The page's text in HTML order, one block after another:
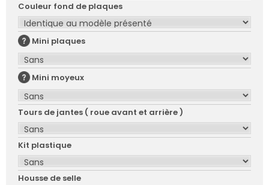
Couleur fond de plaques
Mini plaques
Mini moyeux
Tours de jantes ( roue avant et arrière )
Kit plastique
Housse de selle